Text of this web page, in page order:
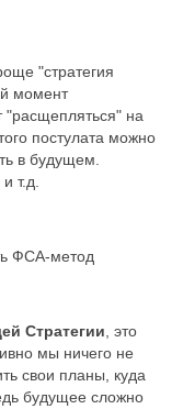
"стратегия
момент
"расщепляться" на
постулата можно
в будущем.
т.д.
ФСА-метод
Стратегии, это
мы ничего не
свои планы, куда
будущее сложно